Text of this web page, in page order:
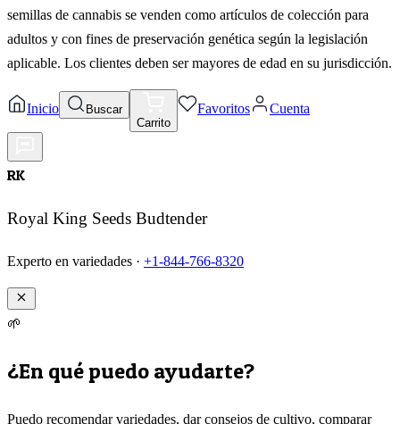
semillas de cannabis se venden como artículos de colección para
adultos y con fines de preservación genética según la legislación
aplicable. Los clientes deben ser mayores de edad en su jurisdicción.
Inicio
Buscar
Carrito
Favoritos Cuenta
RK
Royal King Seeds Budtender
Experto en variedades · +1-844-766-8320
🌱
¿En qué puedo ayudarte?
Puedo recomendar variedades, dar consejos de cultivo, comparar